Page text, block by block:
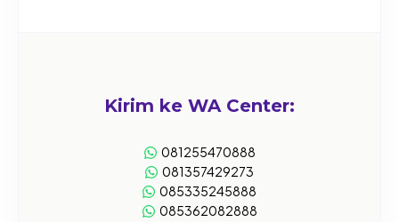
Kirim ke WA Center:
081255470888
081357429273
085335245888
085362082888